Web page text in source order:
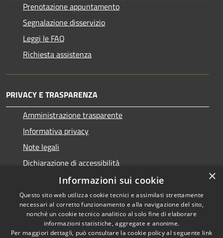
Prenotazione appuntamento
Segnalazione disservizio
Leggi le FAQ
Richiesta assistenza
PRIVACY E TRASPARENZA
Amministrazione trasparente
Informativa privacy
Note legali
Dichiarazione di accessibilità
Accessibilità
Copyright © 2026 • Comune di
San Nicolò d'Arcidano •
×
Informazioni sui cookie
Questo sito web utilizza cookie tecnici e assimilati strettamente
necessari al corretto funzionamento e alla navigazione del sito,
nonché un cookie tecnico analitico al solo fine di elaborare
informazioni statistiche, aggregate e anonime.
Per maggiori dettagli, può consultare la cookie policy al seguente link